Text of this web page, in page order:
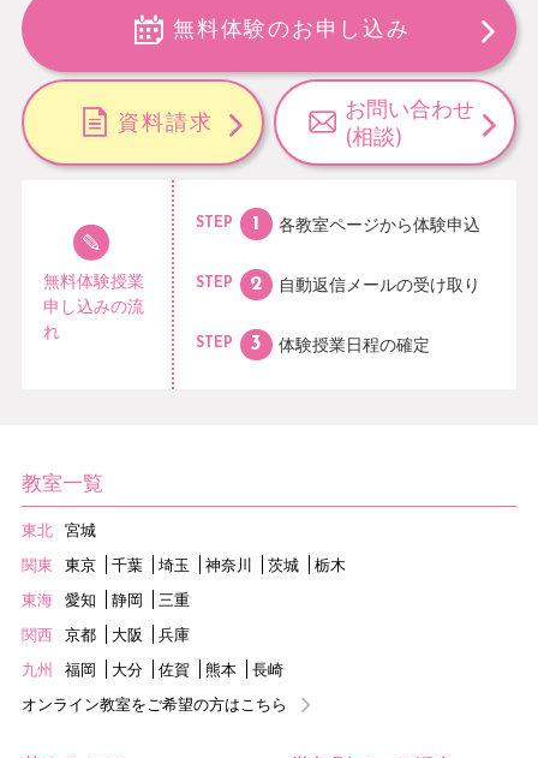
無料体験のお申し込み
資料請求
お問い合わせ
(相談)
無料体験授業
申し込みの流
れ
STEP 各教室ページから体験申込
STEP 自動返信メールの受け取り
STEP 体験授業日程の確定
教室一覧
東北
宮城
関東
東京 千葉 埼玉 神奈川 茨城
栃木
東海
愛知 静岡
三重
関西
京都 大阪
兵庫
九州
福岡 大分 佐賀 熊本
長崎
オンライン教室をご希望の方はこちら